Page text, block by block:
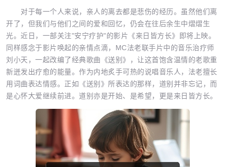
对于每一个人来说，亲人的离去都是悲伤的经历。虽然他们离
开了，但我们与他们之间的爱和回忆，仍会在往后余生中熠熠生
光。近日，一部关注"安宁疗护"的影片《来日皆方长》即将上映。
同样感念于影片唤起的亲情点滴，MC法老联手片中的音乐治疗师
刘小天，一起改编了经典歌曲《送别》，让这首饱含温情的老歌重
新迸发出疗愈的能量。作为内地炙手可热的说唱音乐人，法老擅长
用词曲表达情感。正如《送别》所表达的那样，道别并非忘记，而
是心怀大爱继续前进。道别亦是开始、是希望，更是来日皆方长。